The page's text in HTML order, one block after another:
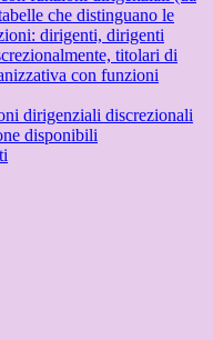
che distinguano le
dirigenti, dirigenti
titolari di
con funzioni
dirigenziali discrezionali
disponibili